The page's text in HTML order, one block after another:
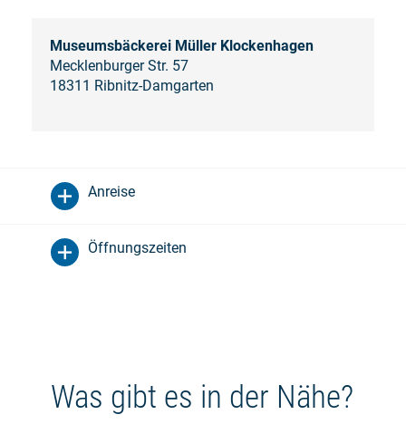
Museumsbäckerei Müller Klockenhagen
Mecklenburger Str. 57
18311 Ribnitz-Damgarten
Anreise
Öffnungszeiten
Was gibt es in der Nähe?